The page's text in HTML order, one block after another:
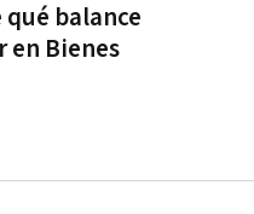
balance
en Bienes